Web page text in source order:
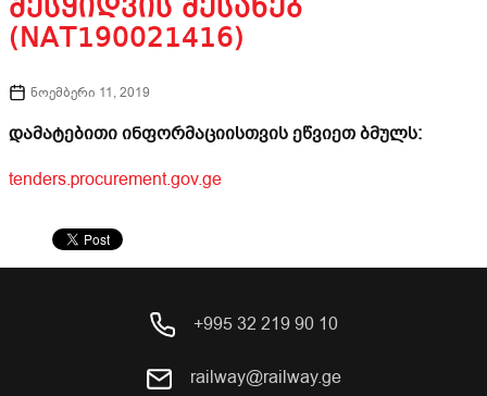
ᲨᲔᲡᲧᲘᲓᲕᲘᲡ ᲨᲔᲡᲐᲮᲔᲑ
(NAT190021416)
ნოემბერი 11, 2019
დამატებითი ინფორმაციისთვის ეწვიეთ ბმულს:
tenders.procurement.gov.ge
+995 32 219 90 10
railway@railway.ge